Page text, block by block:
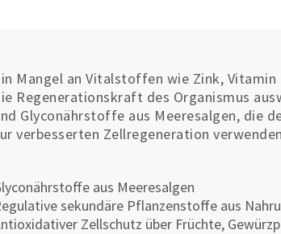
Mangel an Vitalstoffen wie Zink,
Regenerationskraft des Organismus
Glyconährstoffe aus Meeresalgen, die
verbesserten Zellregeneration
aus Meeresalgen
sekundäre Pflanzenstoffe aus
Zellschutz über Früchte,